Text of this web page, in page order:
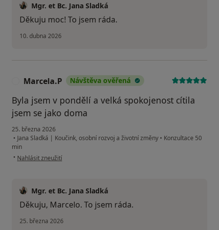
Mgr. et Bc. Jana Sladká
Děkuju moc! To jsem ráda.
10. dubna 2026
Marcela.P Návštěva ověřená
Byla jsem v pondělí a velká spokojenost cítila
jsem se jako doma
25. března 2026
• Jana Sladká | Koučink, osobní rozvoj a životní změny • Konzultace 50
min
• podle názoru uživatele Marcela.P
Nahlásit zneužití
Mgr. et Bc. Jana Sladká
Děkuju, Marcelo. To jsem ráda.
25. března 2026